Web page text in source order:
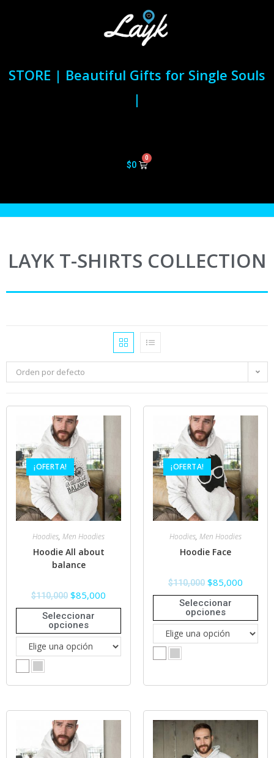
STORE | Beautiful Gifts for Single Souls
|
$0
LAYK T-SHIRTS COLLECTION
Orden por defecto
¡OFERTA!
Hoodies, Men Hoodies
Hoodie All about
balance
$110,000 $85,000
Seleccionar
opciones
¡OFERTA!
Hoodies, Men Hoodies
Hoodie Face
$110,000 $85,000
Seleccionar
opciones